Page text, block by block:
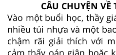
CÂU CHUYỆN
Vào một buổi học, thầy
nhiều túi nhựa và một
chậm rãi giải thích với
cảm thấy oán giận hoặc